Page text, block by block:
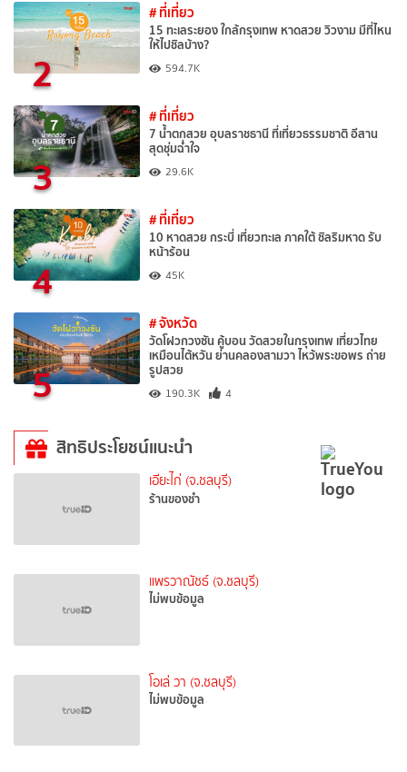
2
# ที่เที่ยว
15 ทะเลระยอง ใกล้กรุงเทพ หาดสวย วิวงาม มีที่ไหน
ให้ไปชิลบ้าง?
594.7K
3
# ที่เที่ยว
7 น้ำตกสวย อุบลราชธานี ที่เที่ยวธรรมชาติ อีสาน
สุดชุ่มฉ่ำใจ
29.6K
4
# ที่เที่ยว
10 หาดสวย กระบี่ เที่ยวทะเล ภาคใต้ ชิลริมหาด รับ
หน้าร้อน
45K
5
# จังหวัด
วัดโฝวกวงซัน คู้บอน วัดสวยในกรุงเทพ เที่ยวไทย
เหมือนไต้หวัน ย่านคลองสามวา ไหว้พระขอพร ถ่าย
รูปสวย
190.3K 4
สิทธิประโยชน์แนะนำ
เอียะไก่ (จ.ชลบุรี)
ร้านของชำ
แพรวาณัชธ์ (จ.ชลบุรี)
ไม่พบข้อมูล
โอเล่ วา (จ.ชลบุรี)
ไม่พบข้อมูล